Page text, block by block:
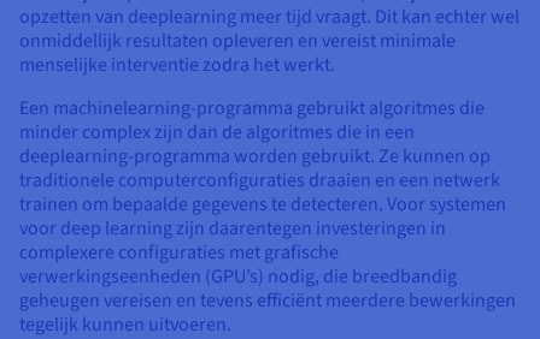
opzetten van deeplearning meer tijd vraagt. Dit kan echter wel
onmiddellijk resultaten opleveren en vereist minimale
menselijke interventie zodra het werkt.
Een machinelearning-programma gebruikt algoritmes die
minder complex zijn dan de algoritmes die in een
deeplearning-programma worden gebruikt. Ze kunnen op
traditionele computerconfiguraties draaien en een netwerk
trainen om bepaalde gegevens te detecteren. Voor systemen
voor deep learning zijn daarentegen investeringen in
complexere configuraties met grafische
verwerkingseenheden (GPU’s) nodig, die breedbandig
geheugen vereisen en tevens efficiënt meerdere bewerkingen
tegelijk kunnen uitvoeren.